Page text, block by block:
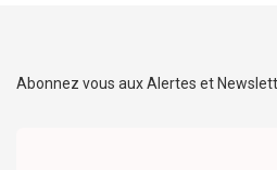
Abonnez vous aux Alertes et